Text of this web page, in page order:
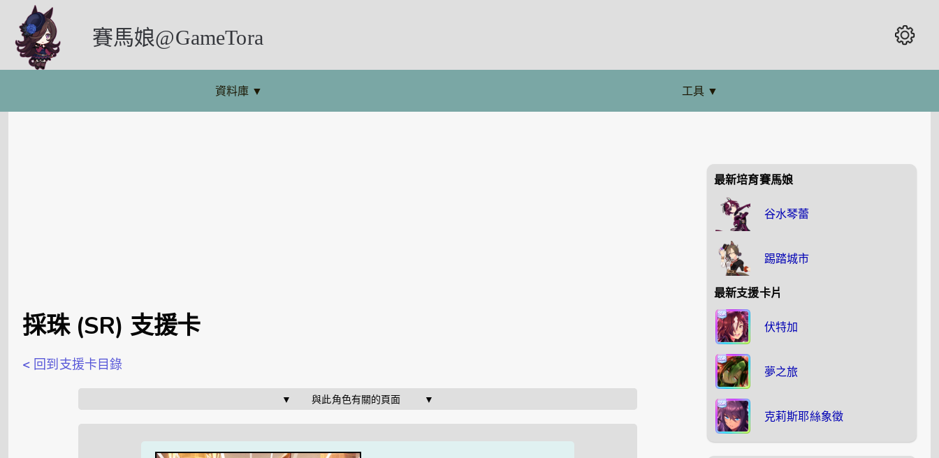
賽馬娘@GameTora
資料庫 ▼ 工具 ▼
採珠 (SR) 支援卡
< 回到支援卡目錄
▼       與此角色有關的頁面        ▼
最新培育賽馬娘
谷水琴蕾
踢踏城市
最新支援卡片
伏特加
夢之旅
克莉斯耶絲象徵